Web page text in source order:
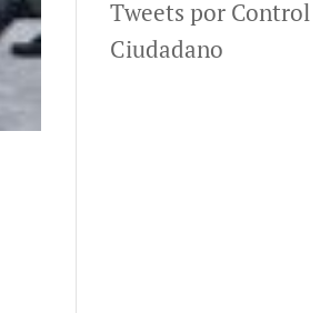
Tweets por Control
Ciudadano